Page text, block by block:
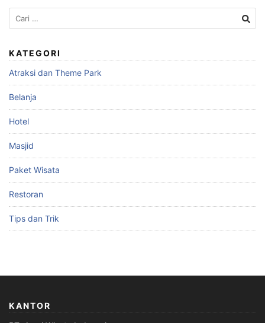
Cari
untuk:
KATEGORI
Atraksi dan Theme Park
Belanja
Hotel
Masjid
Paket Wisata
Restoran
Tips dan Trik
KANTOR